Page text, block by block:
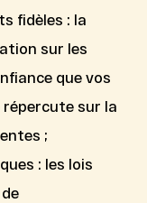
fidèles : la
sur les
que vos
sur la
;
: les lois